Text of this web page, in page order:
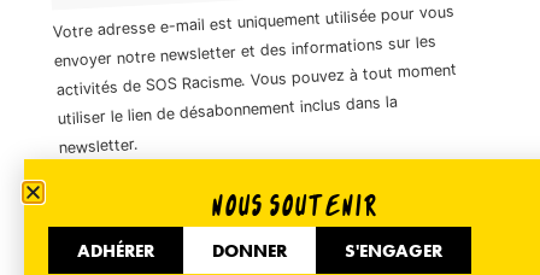
Votre adresse e-mail est uniquement utilisée pour vous
envoyer notre newsletter et des informations sur les
activités de SOS Racisme. Vous pouvez à tout moment
utiliser le lien de désabonnement inclus dans la
newsletter.
01 40 35 36 55
NOUS SOUTENIR
ADHÉRER DONNER S'ENGAGER